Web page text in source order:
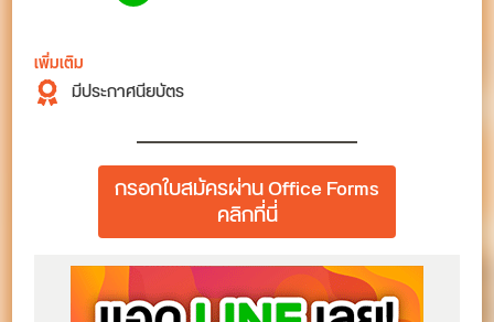
เพิ่มเติม
มีประกาศนียบัตร
กรอกใบสมัครผ่าน Office Forms
คลิกที่นี่